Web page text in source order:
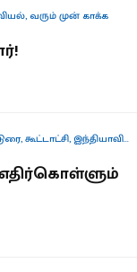
, வரும் முன் காக்க
,கூட்டாட்சி, இந்தியாவின் குரல்கள்